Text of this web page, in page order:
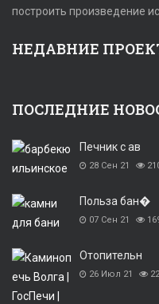
построить произведение
НЕДАВНИЕ
ПОСЛЕДНИЕ
Печник с ав
28 Сен 21
Польза бан�
07 Сен 21
Отопительн
26 Июл 21